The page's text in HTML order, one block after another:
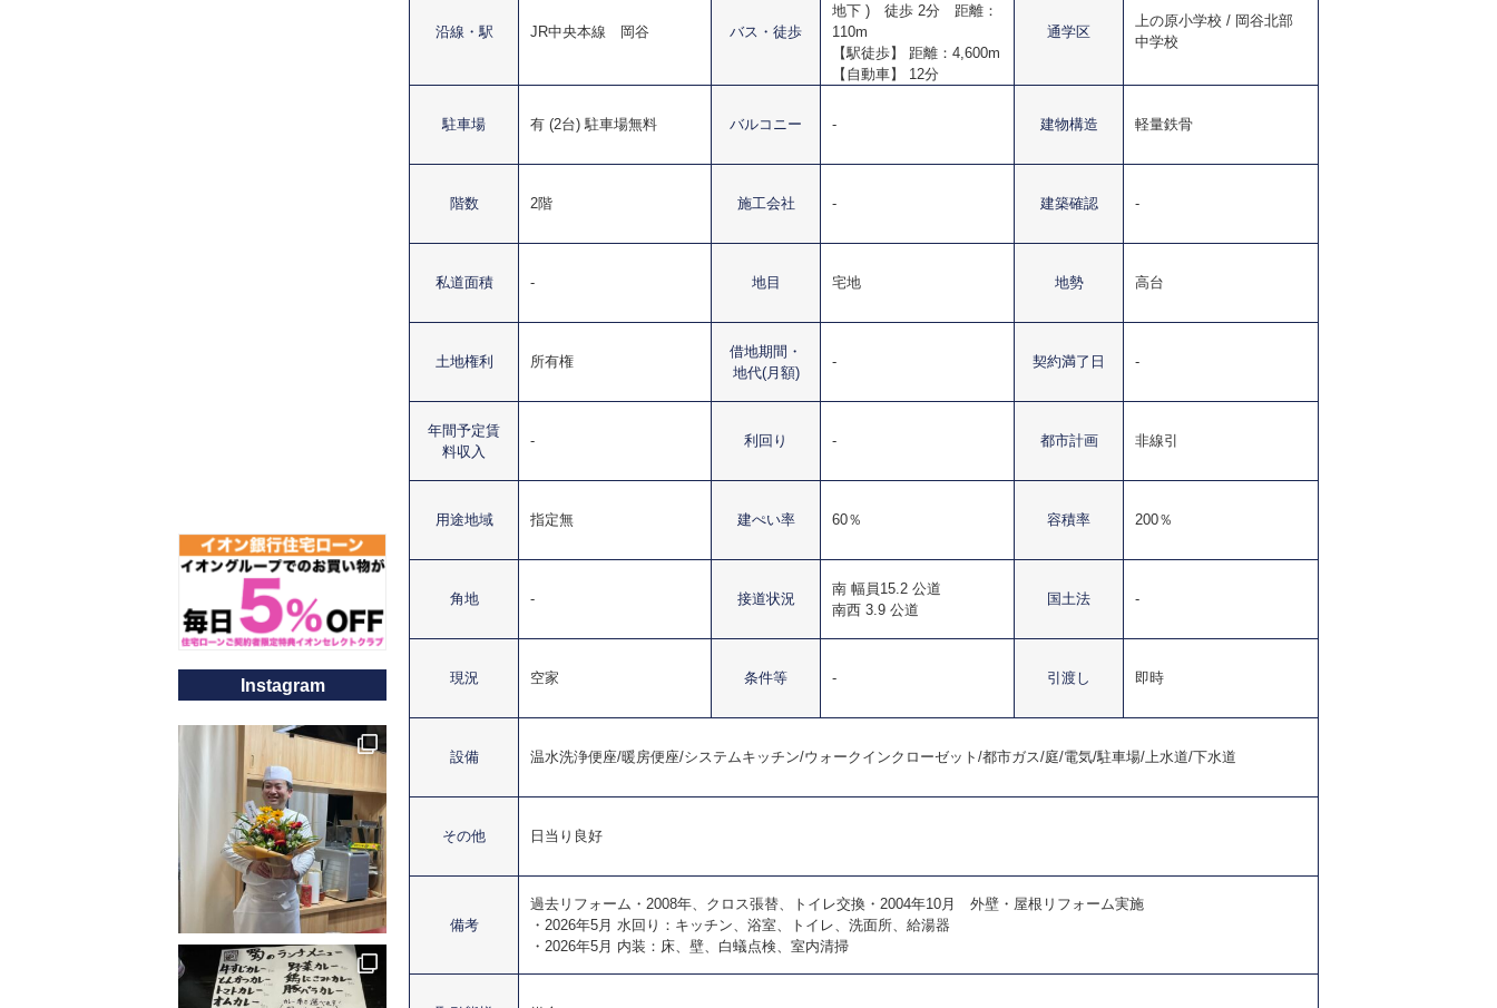
沿線・駅 JR中央本線 岡谷 バス・徒歩
地下 ) 徒歩 2分 距離：
110m
【駅徒歩】 距離：4,600m
【自動車】 12分
通学区
上の原小学校 / 岡谷北部
中学校
駐車場 有 (2台) 駐車場無料 バルコニー - 建物構造 軽量鉄骨
階数 2階 施工会社 - 建築確認 -
私道面積 - 地目 宅地 地勢 高台
土地権利 所有権
借地期間・
地代(月額)
- 契約満了日 -
年間予定賃
料収入
- 利回り - 都市計画 非線引
用途地域 指定無 建ぺい率 60％ 容積率 200％
角地 - 接道状況
南 幅員15.2 公道
南西 3.9 公道
国土法 -
現況 空家 条件等 - 引渡し 即時
設備 温水洗浄便座/暖房便座/システムキッチン/ウォークインクローゼット/都市ガス/庭/電気/駐車場/上水道/下水道
その他 日当り良好
備考
過去リフォーム・2008年、クロス張替、トイレ交換・2004年10月 外壁・屋根リフォーム実施
・2026年5月 水回り：キッチン、浴室、トイレ、洗面所、給湯器
・2026年5月 内装：床、壁、白蟻点検、室内清掃
Instagram